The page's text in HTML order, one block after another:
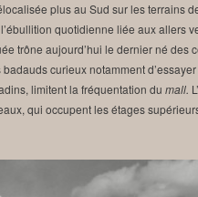
plus au Sud sur les terrains
quotidienne liée aux allers
trône aujourd’hui le dernier né des
curieux notamment
limitent la fréquentation du mall.
qui occupent les étages